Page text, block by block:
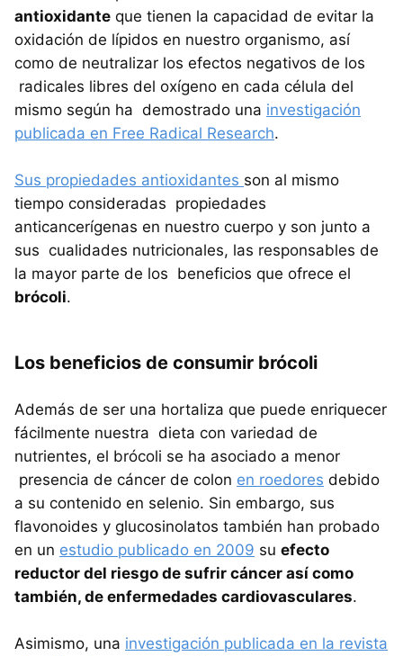
antioxidante que tienen la capacidad de evitar la
oxidación de lípidos en nuestro organismo, así
como de neutralizar los efectos negativos de los
radicales libres del oxígeno en cada célula del
mismo según ha demostrado una investigación
publicada en Free Radical Research.
Sus propiedades antioxidantes son al mismo
tiempo consideradas propiedades
anticancerígenas en nuestro cuerpo y son junto a
sus cualidades nutricionales, las responsables de
la mayor parte de los beneficios que ofrece el
brócoli.
Los beneficios de consumir brócoli
Además de ser una hortaliza que puede enriquecer
fácilmente nuestra dieta con variedad de
nutrientes, el brócoli se ha asociado a menor
presencia de cáncer de colon en roedores debido
a su contenido en selenio. Sin embargo, sus
flavonoides y glucosinolatos también han probado
en un estudio publicado en 2009 su efecto
reductor del riesgo de sufrir cáncer así como
también, de enfermedades cardiovasculares.
Asimismo, una investigación publicada en la revista